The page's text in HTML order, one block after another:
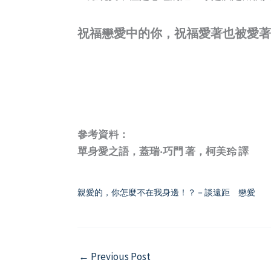
祝福戀愛中的你，祝福愛著也被愛
參考資料：
單身愛之語，蓋瑞‧巧門 著，柯美玲 譯
親愛的，你怎麼不在我身邊！？－談遠距離戀愛
← Previous Post